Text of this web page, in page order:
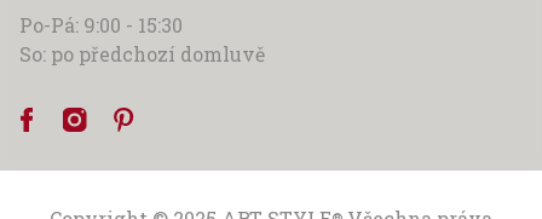
Po-Pá: 9:00 - 15:30
So: po předchozí domluvě